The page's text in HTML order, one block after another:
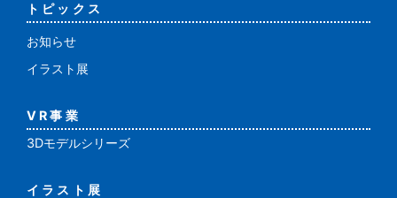
トピックス
お知らせ
イラスト展
VR事業
3Dモデルシリーズ
イラスト展